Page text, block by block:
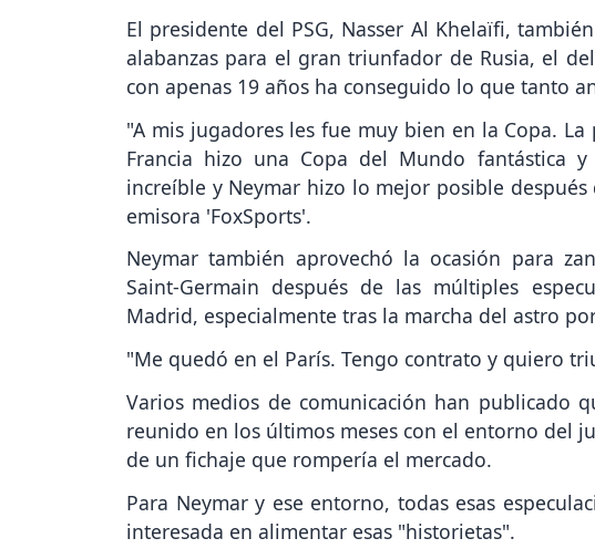
El presidente del PSG, Nasser Al Khelaïfi,
alabanzas para el gran triunfador de Rusia, el
con apenas 19 años ha conseguido lo que tanto
"A mis jugadores les fue muy bien en la Copa.
Francia hizo una Copa del Mundo fantástica
increíble y Neymar hizo lo mejor posible
emisora 'FoxSports'.
Neymar también aprovechó la ocasión para
Saint-Germain después de las múltiples
Madrid, especialmente tras la marcha del astro
"Me quedó en el París. Tengo contrato y quiero
Varios medios de comunicación han publicado
reunido en los últimos meses con el entorno del
de un fichaje que rompería el mercado.
Para Neymar y ese entorno, todas esas
interesada en alimentar esas "historietas".